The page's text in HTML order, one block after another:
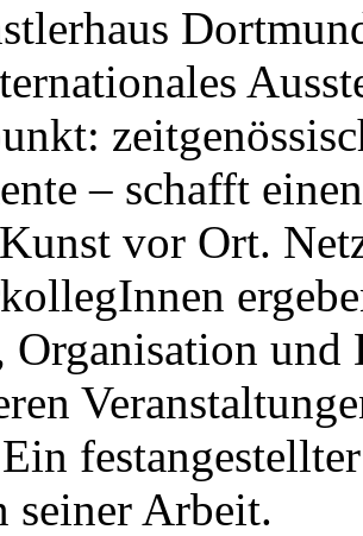
– schafft
vor Ort.
Organisation
seiner Arbeit.